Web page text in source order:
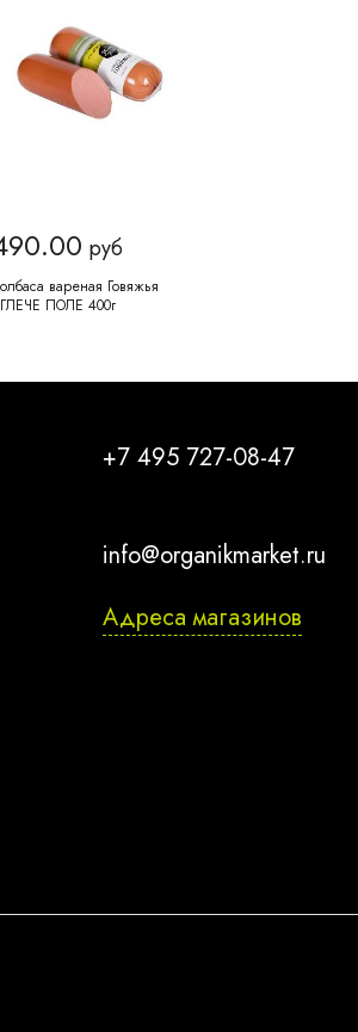
руб
вареная Говяжья
ПОЛЕ 400г
+7 495 727-08-47
info@organikmarket.ru
Адреса магазинов